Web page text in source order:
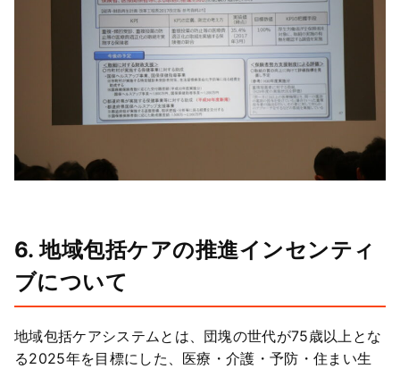
6. 地域包括ケアの推進インセンティ
ブについて
地域包括ケアシステムとは、団塊の世代が75歳以上とな
る2025年を目標にした、医療・介護・予防・住まい生